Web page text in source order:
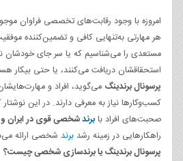
امروزه با وجود رقابت‌های تخصصی فراوان
هر مهارتی به‌تنهایی کافی و تضمین‌کننده
مستعدی را می‌شناسیم که یا سر جای خودشان
استحقاقشان دریافت می‌کنند، یا حتی بیکار
پرسونال برندینگ می‌گوید، افراد و
کسب‌وکارها نیاز به معرفی دارند. در این
صحبت‌های افراد بابرندشخصی قوی در ایران
راهکارهایی در زمینه رشد برند شخصی ارائه
پرسونال برندینگ یا برندسازی شخصی چیست؟